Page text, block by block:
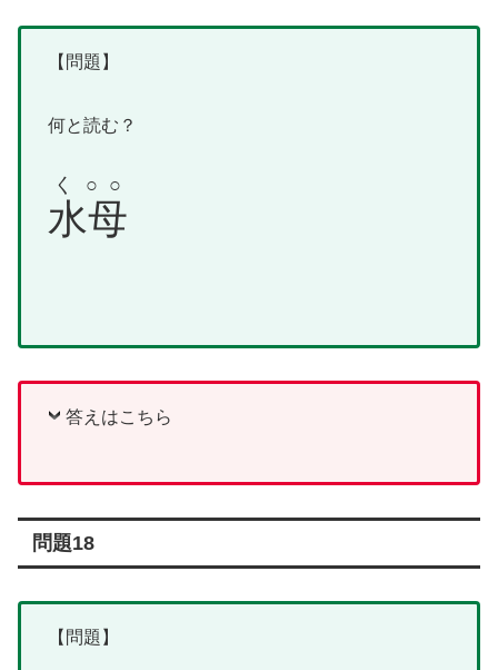
【問題】
何と読む？
水母
く○○
答えはこちら
問題18
【問題】